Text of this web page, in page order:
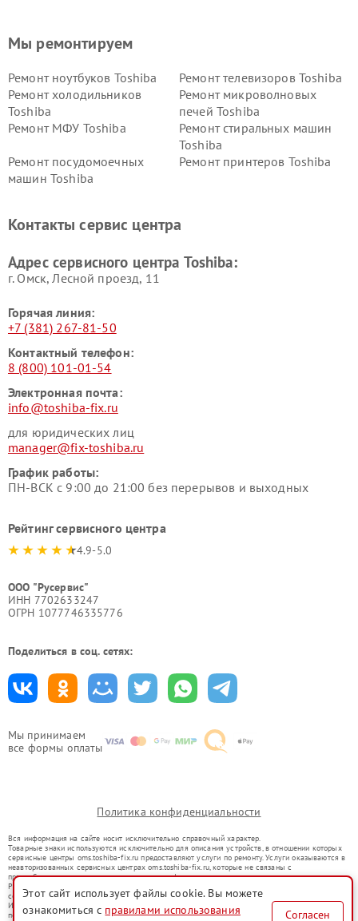
Мы принимаем
все формы оплаты
Мы ремонтируем
Ремонт ноутбуков Toshiba
Ремонт телевизоров Toshiba
Ремонт холодильников
Toshiba
Ремонт микроволновых
печей Toshiba
Ремонт МФУ Toshiba
Ремонт стиральных машин
Toshiba
Ремонт посудомоечных
машин Toshiba
Ремонт принтеров Toshiba
Контакты сервис центра
Адрес сервисного центра Toshiba:
г. Омск, ​Лесной проезд, 11
Горячая линия:
+7 (381) 267-81-50
Контактный телефон:
8 (800) 101-01-54
Электронная почта:
info@toshiba-fix.ru
для юридических лиц
manager@fix-toshiba.ru
График работы:
ПН-ВСК с 9:00 до 21:00 без перерывов и выходных
Рейтинг сервисного центра
4.9-5.0
ООО "Русервис"
ИНН 7702633247
ОГРН 1077746335776
Поделиться в соц. сетях:
Политика конфиденциальности
Вся информация на сайте носит исключительно справочный характер.
Товарные знаки используются исключительно для описания устройств, в отношении которых
сервисные центры oms.toshiba-fix.ru предоставляют услуги по ремонту. Услуги оказываются в
неавторизованных сервисных центрах oms.toshiba-fix.ru, которые не связаны с
правообладателями товарных знаков или их официальными представителями.
Ремонт осуществляется для устройств, уже введенных в гражданский оборот в соответствии
со статьей 1487 ГК РФ.
Использование товарных знаков не преследует цели индивидуализации услуг или введения
потребителей в заблуждение, а служит для информирования о предоставляемых услугах по
Этот сайт использует файлы cookie. Вы можете
ознакомиться с правилами использования
Согласен